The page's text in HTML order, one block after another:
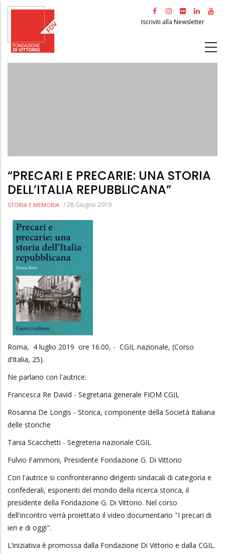
Salta
principale
Iscriviti alla Newsletter
“PRECARI E PRECARIE: UNA STORIA
DELL’ITALIA REPUBBLICANA”
STORIA E MEMORIA /28 Giugno 2019
Roma, 4 luglio 2019 ore 16.00, - CGIL nazionale, (Corso
d’Italia, 25).
Ne parlano con l'autrice:
Francesca Re David - Segretaria generale FIOM CGIL
Rosanna De Longis - Storica, componente della Società Italiana
delle storiche
Tania Scacchetti - Segreteria nazionale CGIL
Fulvio Fammoni, Presidente Fondazione G. Di Vittorio
Con l'autrice si confronteranno dirigenti sindacali di categoria e
confederali, esponenti del mondo della ricerca storica, il
presidente della Fondazione G. Di Vittorio. Nel corso
dell'incontro verrà proiettato il video documentario "I precari di
ieri e di oggi".
L’iniziativa è promossa dalla Fondazione Di Vittorio e dalla CGIL.